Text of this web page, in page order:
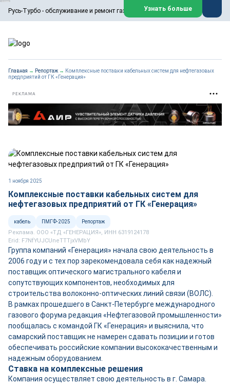
Русь-Турбо - обслуживание и ремонт газовых паровых турбин
ООО «Русь-Турбо» занимается сервисом газовых и паровых
турбин, комплексным ремонтом, восстановлением,
техническим обслуживанием оборудования ТЭС,
работают на нефтегазовых, нефтехимических,
металлургических и других предприятиях.
Реклама. ООО «Русь-Турбо», ИНН 7802588950
erid: F7NfYUJCUneVdwPs4znf
Узнать больше
Главная → Репортаж → Комплексные поставки кабельных систем для нефтегазовых
предприятий от ГК «Генерация»
РЕКЛАМА
1 ноября 2025
Комплексные поставки кабельных систем для
нефтегазовых предприятий от ГК «Генерация»
кабель ПМГФ-2025 Репортаж
Реклама. ООО «ТД «ГЕНЕРАЦИЯ», ИНН 6319124178
Erid: F7NfYUJCUneTTTjxVMbY
Группа компаний «Генерация» начала свою деятельность в
2006 году и с тех пор зарекомендовала себя как надежный
поставщик оптического магистрального кабеля и
сопутствующих компонентов, необходимых для
строительства волоконно-оптических линий связи (ВОЛС).
В рамках прошедшего в Санкт-Петербурге международного
газового форума редакция «Нефтегазовой промышленности»
пообщалась с командой ГК «Генерация» и выяснила, что
самарский поставщик не намерен сдавать позиции и готов
обеспечивать российские компании высококачественным и
надежным оборудованием.
Ставка на комплексные решения
Компания осуществляет свою деятельность в г. Самара.